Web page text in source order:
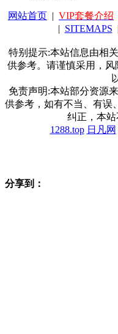
网站首页 | VIP套餐介绍
| SITEMAPS |
特别提示:本站信息由相
供参考。请谨慎采用，风
免责声明:本站部分资源
供参考，如有不当、有误
纠正，本
1288.top 日凡网
分享到：